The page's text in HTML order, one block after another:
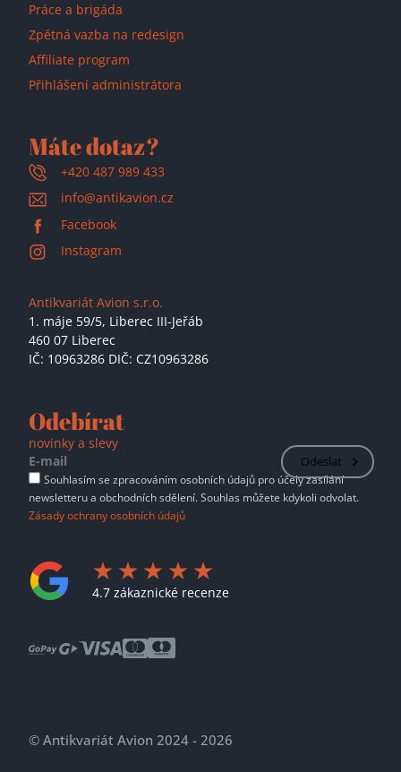
Práce a brigáda
Zpětná vazba na redesign
Affiliate program
Přihlášení administrátora
Máte dotaz?
+420 487 989 433
info@antikavion.cz
Facebook
Instagram
Antikvariát Avion s.r.o.
1. máje 59/5, Liberec III-Jeřáb
460 07 Liberec
IČ: 10963286 DIČ: CZ10963286
Odebírat
novinky a slevy
Odeslat
Souhlasím se zpracováním osobních údajů pro účely zasílání
newsletteru a obchodních sdělení. Souhlas můžete kdykoli odvolat.
Zásady ochrany osobních údajů
4.7 zákaznické recenze
© Antikvariát Avion 2024 - 2026